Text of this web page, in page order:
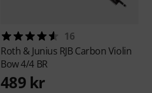
16
Roth & Junius RJB Carbon Violin
Bow 4/4 BR
489 kr